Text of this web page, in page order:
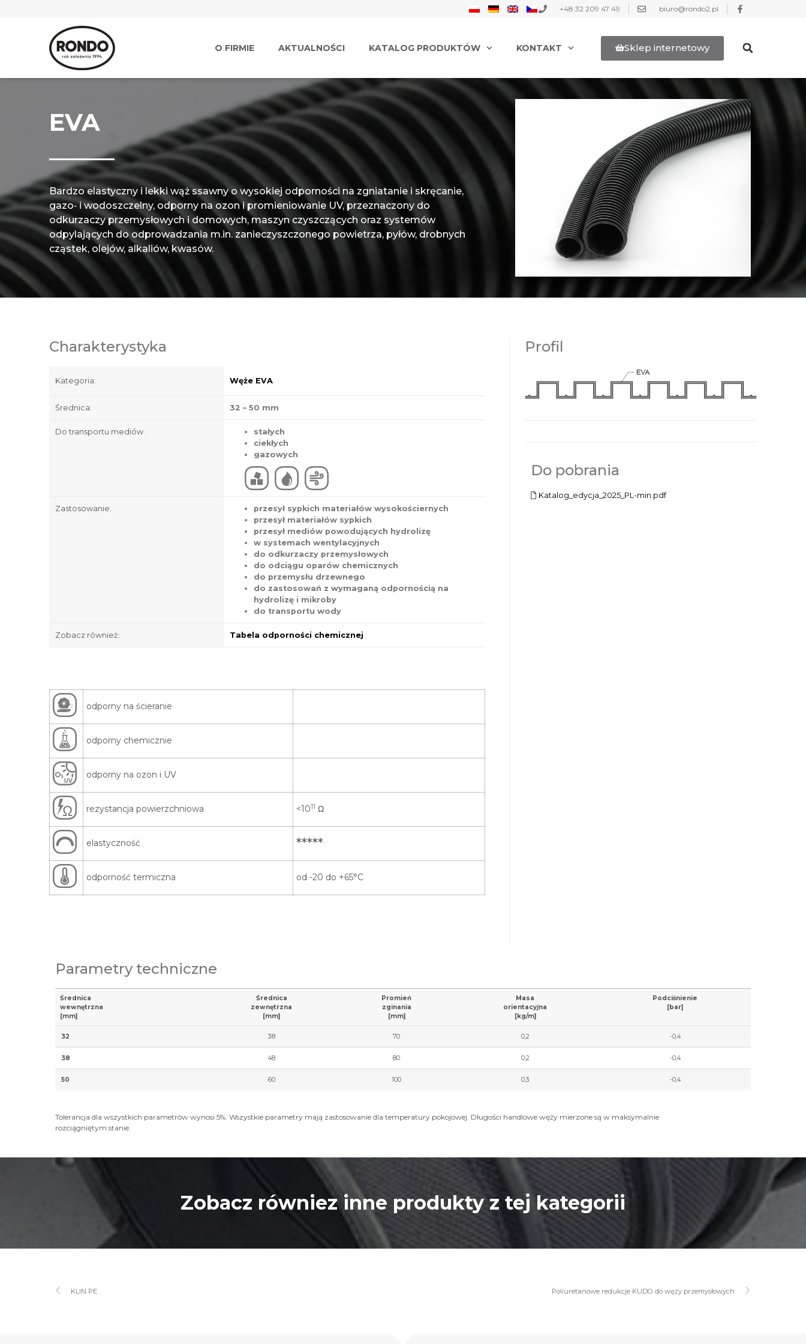
+48 32 209 47 49 biuro@rondo2.pl
O FIRMIE AKTUALNOŚCI KATALOG PRODUKTÓW KONTAKT Sklep internetowy
EVA
Bardzo elastyczny i lekki wąż ssawny o wysokiej odporności na zgniatanie i skręcanie,
gazo‑ i wodoszczelny, odporny na ozon i promieniowanie UV, przeznaczony do
odkurzaczy przemysłowych i domowych, maszyn czyszczących oraz systemów
odpylających do odprowadzania m.in. zanieczyszczonego powietrza, pyłów, drobnych
cząstek, olejów, alkaliów, kwasów.
Charakterystyka
Kategoria: Węże EVA
Średnica: 32 – 50 mm
Do transportu mediów :
stałych
ciekłych
gazowych
Zastosowanie:
przesył sypkich materiałów wysokościernych
przesył materiałów sypkich
przesył mediów powodujących hydrolizę
w systemach wentylacyjnych
do odkurzaczy przemysłowych
do odciągu oparów chemicznych
do przemysłu drzewnego
do zastosowań z wymaganą odpornością na
hydrolizę i mikroby
do transportu wody
Zobacz również: Tabela odporności chemicznej
odporny na ścieranie
odporny chemicznie
odporny na ozon i UV
rezystancja powierzchniowa <1011 Ω
elastyczność *****
odporność termiczna od -20 do +65°C
Profil
Do pobrania
Katalog_edycja_2025_PL-min.pdf
Parametry techniczne
Średnica
wewnętrzna
[mm]
Średnica
zewnętrzna
[mm]
Promień
zginania
[mm]
Masa
orientacyjna
[kg/m]
Podciśnienie
[bar]
32 38 70 0,2 -0,4
38 48 80 0,2 -0,4
50 60 100 0,3 -0,4
Tolerancja dla wszystkich parametrów wynosi 5%. Wszystkie parametry mają zastosowanie dla temperatury pokojowej. Długości handlowe węży mierzone są w maksymalnie
rozciągniętym stanie.
Zobacz równiez inne produkty z tej kategorii
KLIN PE Poliuretanowe redukcje KUDO do węży przemysłowych